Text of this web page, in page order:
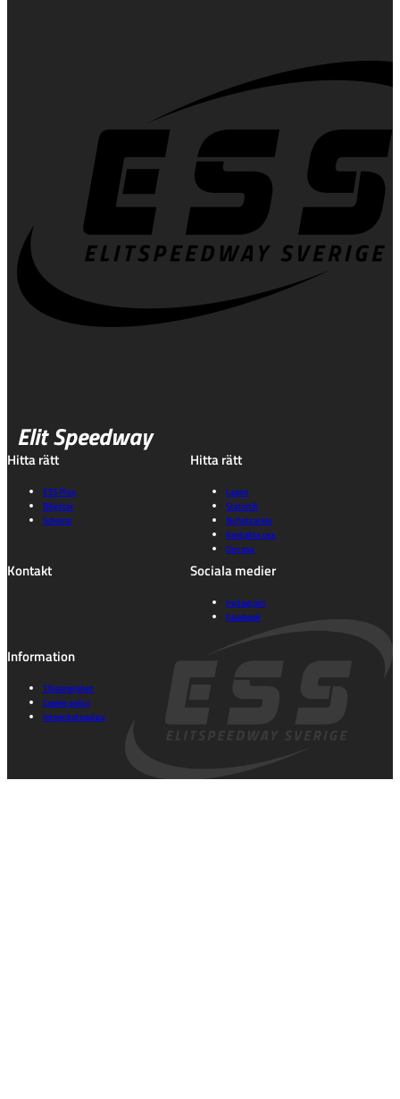
Elit Speedway
Hitta rätt
ESS Play
Biljetter
Schema
Hitta rätt
Lagen
Statistik
Nyhetsarkiv
Kontakta oss
Om oss
Kontakt Sociala medier
Instagram
Facebook
Information
Tillgänglighet
Cookie policy
Integritetspolicy